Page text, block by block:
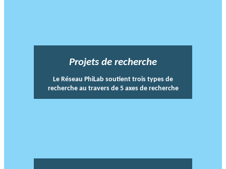
Projets de recherche
Le Réseau PhiLab soutient trois types de
recherche au travers de 5 axes de recherche